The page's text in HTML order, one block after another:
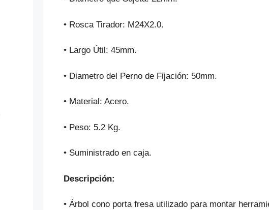
• Rosca Tirador: M24X2.0.
• Largo Útil: 45mm.
• Diametro del Perno de Fijación: 50mm.
• Material: Acero.
• Peso: 5.2 Kg.
• Suministrado en caja.
Descripción:
• Árbol cono porta fresa utilizado para montar